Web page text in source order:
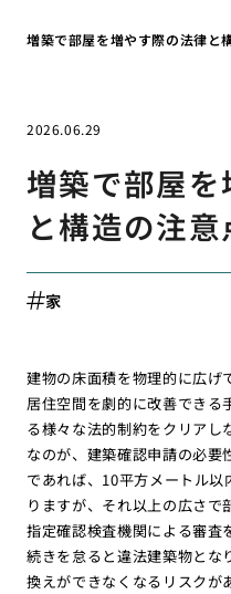
増築で部屋を増やす際の法律と
2026.06.29
増築で部屋
と構造の注意
家
建物の床面積を物理的に広げ
居住空間を劇的に改善できる
る様々な法的制約をクリアし
なのが、建築確認申請の必要
であれば、10平方メートル
りますが、それ以上の広さで
指定確認検査機関による審査
続きを怠ると違法建築物とな
換えができなくなるリスクが